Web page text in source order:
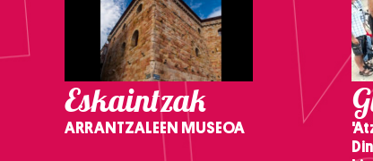
Eskaintzak
ARRANTZALEEN MUSEOA